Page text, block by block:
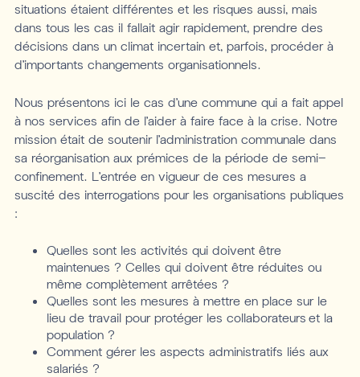
situations étaient différentes et les risques aussi, mais
dans tous les cas il fallait agir rapidement, prendre des
décisions dans un climat incertain et, parfois, procéder à
d’importants changements organisationnels.
Nous présentons ici le cas d’une commune qui a fait appel
à nos services afin de l’aider à faire face à la crise. Notre
mission était de soutenir l’administration communale dans
sa réorganisation aux prémices de la période de semi-
confinement. L’entrée en vigueur de ces mesures a
suscité des interrogations pour les organisations publiques
:
Quelles sont les activités qui doivent être
maintenues ? Celles qui doivent être réduites ou
même complètement arrêtées ?
Quelles sont les mesures à mettre en place sur le
lieu de travail pour protéger les collaborateurs et la
population ?
Comment gérer les aspects administratifs liés aux
salariés ?